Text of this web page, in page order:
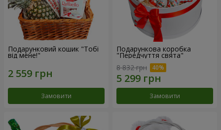
Подарунковий кошик "Тобі
від мене!"
Замовити
Подарункова коробка
"Передчуття свята"
8 832 грн
Замовити